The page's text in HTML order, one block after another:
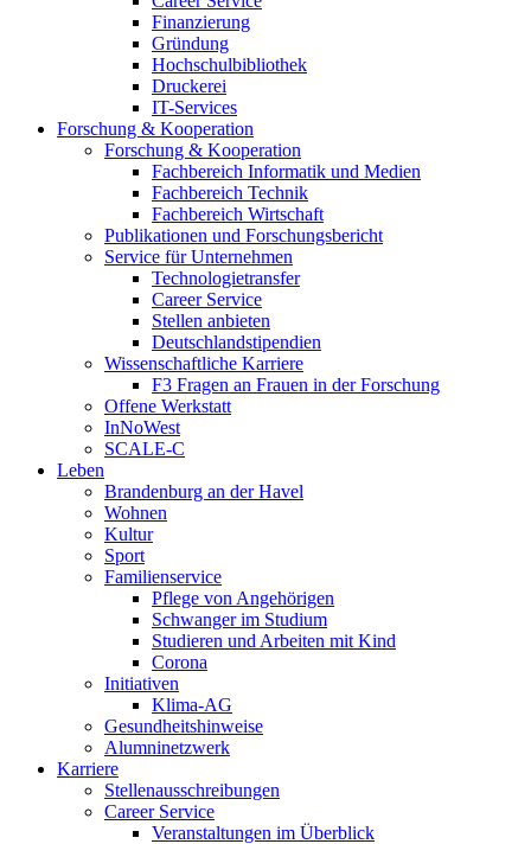
Finanzierung
Gründung
Hochschulbibliothek
Druckerei
IT-Services
Forschung & Kooperation
Forschung & Kooperation
Fachbereich Informatik und Medien
Fachbereich Technik
Fachbereich Wirtschaft
Publikationen und Forschungsbericht
Service für Unternehmen
Technologietransfer
Career Service
Stellen anbieten
Deutschlandstipendien
Wissenschaftliche Karriere
F3 Fragen an Frauen in der Forschung
Offene Werkstatt
InNoWest
SCALE-C
Leben
Brandenburg an der Havel
Wohnen
Kultur
Sport
Familienservice
Pflege von Angehörigen
Schwanger im Studium
Studieren und Arbeiten mit Kind
Corona
Initiativen
Klima-AG
Gesundheitshinweise
Alumninetzwerk
Karriere
Stellenausschreibungen
Career Service
Veranstaltungen im Überblick